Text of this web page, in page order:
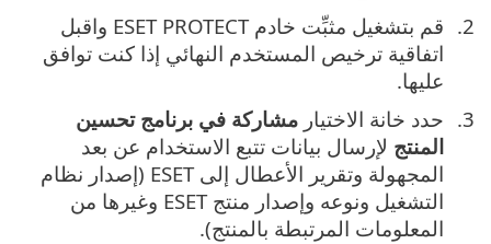
قم بتشغيل مثبِّت خادم ‎ESET PROTECT واقبل
اتفاقية ترخيص المستخدم النهائي إذا كنت توافق
عليها.
حدد خانة الاختيار مشاركة في برنامج تحسين
المنتج لإرسال بيانات تتبع الاستخدام عن بعد
المجهولة وتقرير الأعطال إلى ESET (إصدار نظام
التشغيل ونوعه وإصدار منتج ESET وغيرها من
المعلومات المرتبطة بالمنتج).